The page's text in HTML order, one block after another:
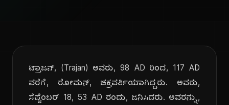
ಟ್ರಾಜನ್, (Trajan) ಅವರು, 98 AD ರಿಂದ, 117 AD
ವರೆಗೆ, ರೋಮನ್, ಚಕ್ರವರ್ತಿಯಾಗಿದ್ದರು. ಅವರು,
ಸೆಪ್ಟೆಂಬರ್ 18, 53 AD ರಂದು, ಜನಿಸಿದರು. ಅವರನ್ನು,